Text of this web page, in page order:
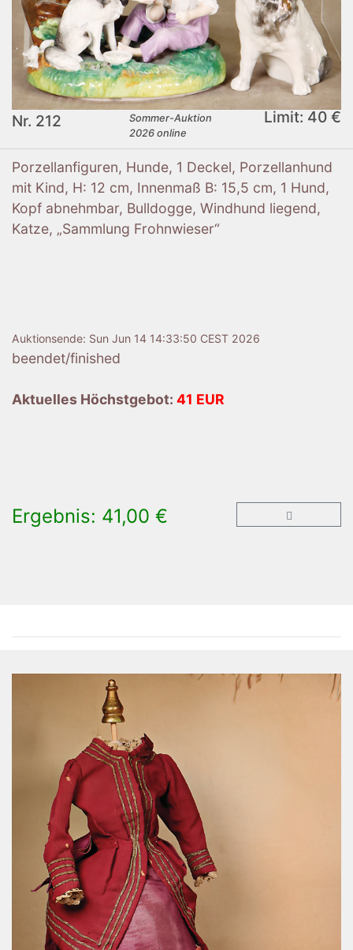
Nr. 212
Sommer-Auktion
2026 online
Limit: 40 €
Porzellanfiguren, Hunde, 1 Deckel, Porzellanhund
mit Kind, H: 12 cm, Innenmaß B: 15,5 cm, 1 Hund,
Kopf abnehmbar, Bulldogge, Windhund liegend,
Katze, „Sammlung Frohnwieser“
Auktionsende: Sun Jun 14 14:33:50 CEST 2026
beendet/finished
Aktuelles Höchstgebot: 41 EUR
Ergebnis: 41,00 €